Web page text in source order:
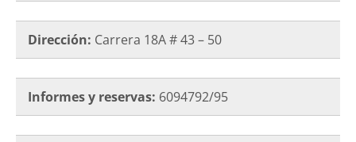
Dirección: Carrera 18A # 43 – 50
Informes y reservas: 6094792/95